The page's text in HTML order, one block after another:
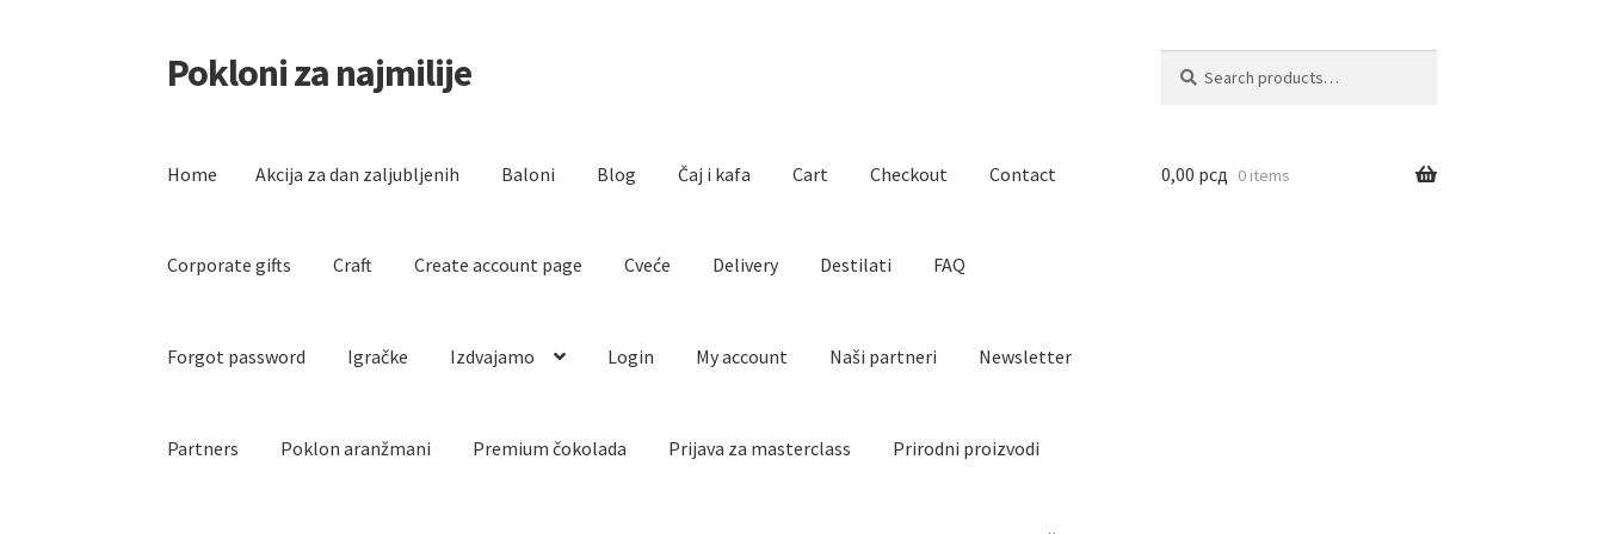
Skip
to
Skip
to
Pokloni za najmilije
for:
Home Akcija za dan zaljubljenih Baloni Blog Čaj i kafa Cart Checkout Contact
Corporate gifts Craft Create account page Cveće Delivery Destilati FAQ
Forgot password Igračke Izdvajamo Login My account Naši partneri Newsletter
Partners Poklon aranžmani Premium čokolada Prijava za masterclass Prirodni proizvodi
0,00 рсд 0 items